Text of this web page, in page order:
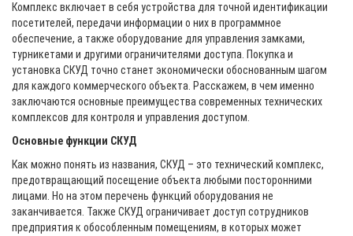
Комплекс включает в себя устройства для точной идентификации
посетителей, передачи информации о них в программное
обеспечение, а также оборудование для управления замками,
турникетами и другими ограничителями доступа. Покупка и
установка СКУД точно станет экономически обоснованным шагом
для каждого коммерческого объекта. Расскажем, в чем именно
заключаются основные преимущества современных технических
комплексов для контроля и управления доступом.
Основные функции СКУД
Как можно понять из названия, СКУД – это технический комплекс,
предотвращающий посещение объекта любыми посторонними
лицами. Но на этом перечень функций оборудования не
заканчивается. Также СКУД ограничивает доступ сотрудников
предприятия к обособленным помещениям, в которых может